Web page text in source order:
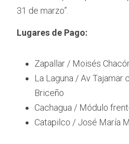
31 de marzo”.
Lugares de Pago:
Zapallar / Moisés
La Laguna / Av Tajamar
Briceño
Cachagua / Módulo
Catapilco / José María